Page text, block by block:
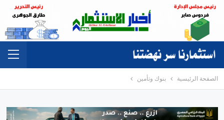
الصفحة الرئيسية بنوك وتأمين